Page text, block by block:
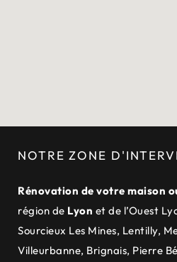
NOTRE ZONE
Rénovation de votre maison
région de Lyon et de l’Ouest
Sourcieux Les Mines, Lentilly,
Villeurbanne, Brignais, Pierre